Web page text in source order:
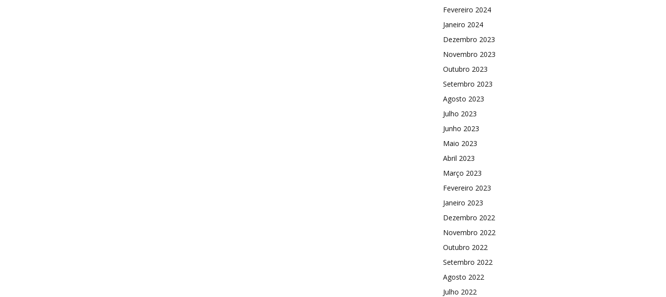
Fevereiro 2024
Janeiro 2024
Dezembro 2023
Novembro 2023
Outubro 2023
Setembro 2023
Agosto 2023
Julho 2023
Junho 2023
Maio 2023
Abril 2023
Março 2023
Fevereiro 2023
Janeiro 2023
Dezembro 2022
Novembro 2022
Outubro 2022
Setembro 2022
Agosto 2022
Julho 2022